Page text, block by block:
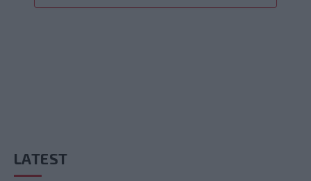
LATEST